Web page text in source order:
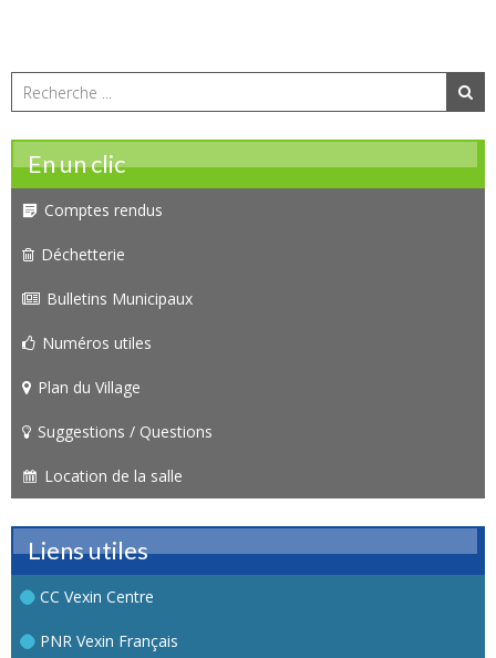
En un clic
Comptes rendus
Déchetterie
Bulletins Municipaux
Numéros utiles
Plan du Village
Suggestions / Questions
Location de la salle
Liens utiles
CC Vexin Centre
PNR Vexin Français